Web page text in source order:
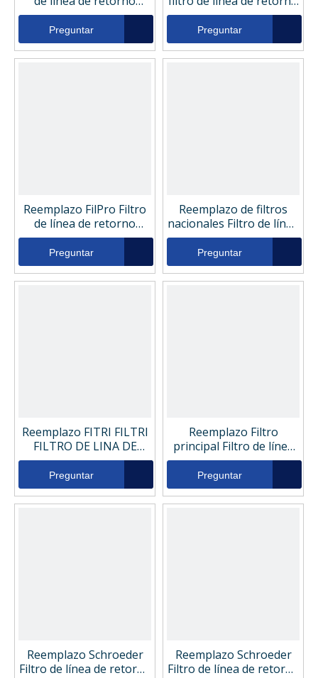
hidráulico FSN-0264-03
Preguntar
hidráulico 050605
Preguntar
Reemplazo FilPro Filtro
de línea de retorno
hidráulico FP10-2789
Preguntar
Reemplazo de filtros
nacionales Filtro de línea
de retorno hidráulico
RHY850-16-10G-V/3
Preguntar
Reemplazo FITRI FILTRI
FILTRO DE LINA DE
RETRACIA HIDRÁULIC
R0850A10NHA
Preguntar
Reemplazo Filtro
principal Filtro de línea
de retorno hidráulico
MF0064538
Preguntar
Reemplazo Schroeder
Filtro de línea de retorno
Reemplazo Schroeder
Filtro de línea de retorno